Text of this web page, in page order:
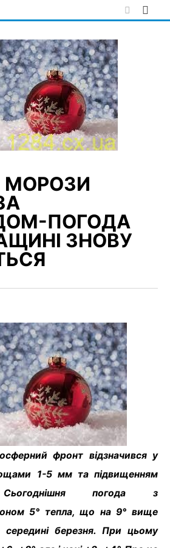
МОРОЗИ
ПОГОДА
ЗНОВУ
фронт відзначився у
1-5 мм та підвищенням
Сьогоднішня погода з
5° тепла, що на 9° вище
середині березня. При цьому